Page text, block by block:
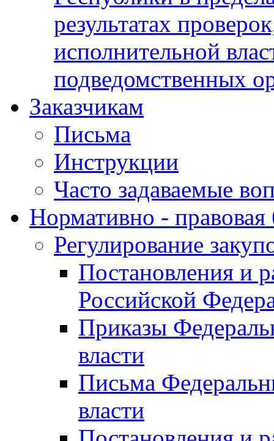
результатах
исполнительной
подведомственных
Заказчикам
Письма
Инструкции
Часто задаваемые
Нормативно - правовая
Регулирование
Постановления и
Российской
Приказы
власти
Письма
власти